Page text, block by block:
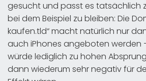
gesucht und passt es tatsächlich
bei dem Beispiel zu bleiben: Die
kaufen.tld“ macht natürlich nur
auch iPhones angeboten werden
würde lediglich zu hohen
dann wiederum sehr negativ für